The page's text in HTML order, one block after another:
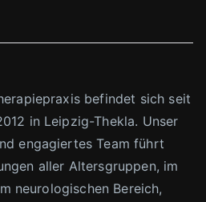
befindet sich seit
in Leipzig-Thekla. Unser
engagiertes Team führt
aller Altersgruppen, im
neurologischen Bereich,